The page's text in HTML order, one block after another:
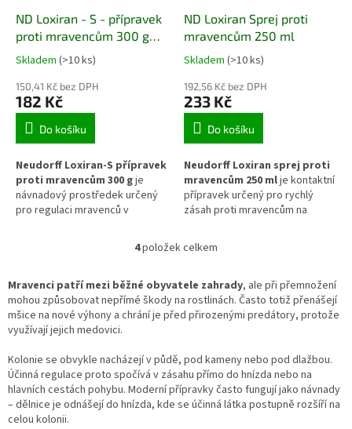
ND Loxiran - S - přípravek
proti mravencům 300 g
Ekologický přípravek proti
mravencům s přírodní
účinnou látkou, vhodný k
přímé aplikaci i zálivce.
Skladem (>10 ks)
150,41 Kč bez DPH
182 Kč
Do košíku
Neudorff Loxiran-S přípravek
proti mravencům 300 gje
návnadový prostředek určený
pro regulaci mravenců v
domu. Granule obsahují potravní
se následně šíří mezi další
jedince kolonie a pomáhá
zasáhnout mraveniště přímo u
zdroje.
ND Loxiran Sprej proti
mravencům 250 ml
Skladem (>10 ks)
192,56 Kč bez DPH
233 Kč
Do košíku
Neudorff Loxiran sprej proti
mravencům 250 mlje kontaktní
přípravek určený pro rychlý
zásah proti mravencům na
domu. Sprej působí přímo na
mravence a jejich cesty, kde
aktivitu. Vhodný je pro použití na
tvrdých površích, například na
dlažbě, u vstupů do domů nebo
O
l
á
d
í
p
r
v
4položek celkem
Mravenci patří mezi běžné obyvatele zahrady, ale při přemnožení
mohou způsobovat nepřímé škody na rostlinách. Často totiž přenášejí
mšice na nové výhony a chrání je před přirozenými predátory, protože
využívají jejich medovici.
Kolonie se obvykle nacházejí v půdě, pod kameny nebo pod dlažbou.
Účinná regulace proto spočívá v zásahu přímo do hnízda nebo na
hlavních cestách pohybu. Moderní přípravky často fungují jako návnady
– dělnice je odnášejí do hnízda, kde se účinná látka postupně rozšíří na
celou kolonii.